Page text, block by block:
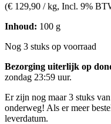
(€ 129,90 / kg, Incl. 9%
Inhoud: 100 g
Nog 3 stuks op voorraad
Bezorging uiterlijk op
zondag 23:59 uur.
Er zijn nog maar 3 stuks
onderweg! Als er meer
leverdatum.